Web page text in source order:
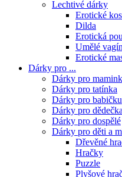
Lechtivé dárky
Erotické
Dilda
Erotická
Umělé
Erotické
Dárky pro ...
Dárky pro
Dárky pro tatínka
Dárky pro babičku
Dárky pro dědečka
Dárky pro dospělé
Dárky pro děti a
Dřevěné
Hračky
Puzzle
Plyšové